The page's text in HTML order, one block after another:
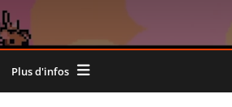
Plus d'infos